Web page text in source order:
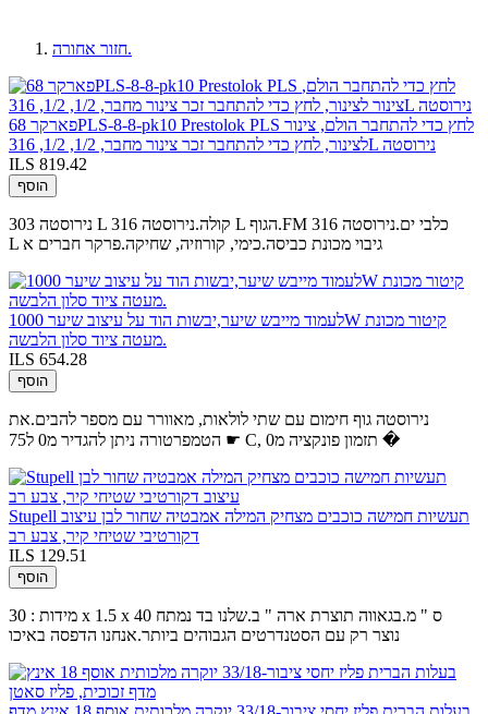
חזור אחורה.
פארקר 68PLS-8-8-pk10 Prestolok PLS לחץ כדי להתחבר הולם, צינור
לצינור, לחץ כדי להתחבר זכר צינור מחבר, 1/2, 1/2, 316L נירוסטה
ILS 819.42
הוסף
נירוסטה 303 L קולה.נירוסטה 316 L הגוף.FM כלבי ים.נירוסטה 316
L גיבוי מכונת כביסה.כימי, קורוזיה, שחיקה.פרקר חברים א
לעמוד מייבש שיער,יבשות הוד על עיצוב שיער 1000W קיטור מכונת
מעטה ציוד סלון הלבשה.
ILS 654.28
הוסף
נירוסטה גוף חימום עם שתי לולאות, מאוורר עם מספר להבים.את
הטמפרטורה ניתן להגדיר מ0 ל75 ☛ C, תזמון פונקציה מ0 �
Stupell תעשיות חמישה כוכבים מצחיק המילה אמבטיה שחור לבן עיצוב
דקורטיבי שטיחי קיר, צבע רב
ILS 129.51
הוסף
מידות : 30 x 1.5 x 40 ס " מ.בגאווה תוצרת ארה " ב.שלנו בד נמתח
נוצר רק עם הסטנדרטים הגבוהים ביותר.אנחנו הדפסה באיכו